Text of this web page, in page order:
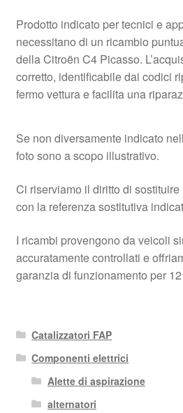
Prodotto indicato per tecnici e
necessitano di un ricambio
della Citroën C4 Picasso.
corretto, identificabile dai codici
fermo vettura e facilita una
Se non diversamente indicato
foto sono a scopo illustrativo.
Ci riserviamo il diritto di
con la referenza sostitutiva
I ricambi provengono da veicoli
accuratamente controllati e
garanzia di funzionamento per
Catalizzatori FAP
Componenti elettrici
Alette di aspirazione
alternatori